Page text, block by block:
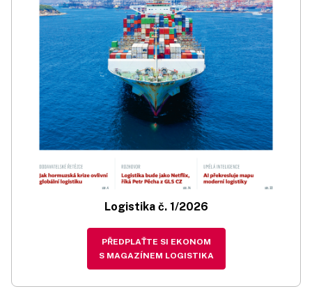
Logistika č. 1/2026
PŘEDPLAŤTE SI EKONOM
S MAGAZÍNEM LOGISTIKA